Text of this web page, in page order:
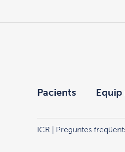
Pacients Equip
ICR | Preguntes